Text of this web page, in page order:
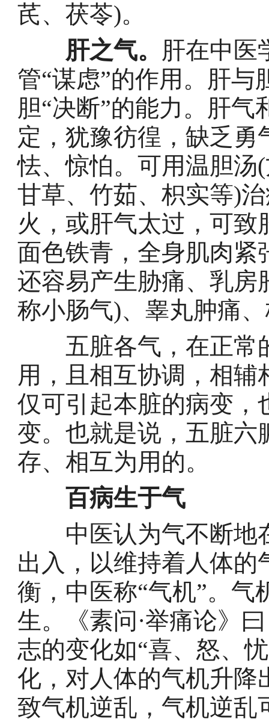
芪、茯苓)。
肝之气。 肝在中医
管“谋虑”的作用。肝
胆“决断”的能力。肝
定，犹豫彷徨，缺乏
怯、惊怕。可用温胆汤
甘草、竹茹、枳实等)
火，或肝气太过，可
面色铁青，全身肌肉紧
还容易产生胁痛、乳房
称小肠气)、睾丸肿痛
五脏各气，在正常
用，且相互协调，相
仅可引起本脏的病变，
变。也就是说，五脏六
存、相互为用的。
百病生于气
中医认为气不断地
出入，以维持着人体
衡，中医称“气机”。
生。《素问·举痛论》
志的变化如“喜、怒、
化，对人体的气机升降
致气机逆乱，气机逆乱